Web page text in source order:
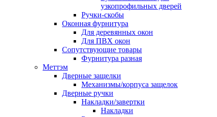
узкопрофильных дверей
Ручки-скобы
Оконная фурнитура
Для деревянных окон
Для ПВХ окон
Сопутствующие товары
Фурнитура разная
Меттэм
Дверные защелки
Механизмы/корпуса защелок
Дверные ручки
Накладки/завертки
Накладки